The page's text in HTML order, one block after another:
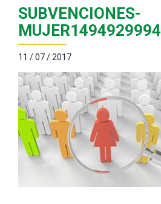
SUBVENCIONES-
MUJER1494929994
11 / 07 / 2017